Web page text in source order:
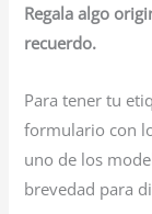
Regala algo
recuerdo.
Para tener tu
formulario con
uno de los
brevedad para